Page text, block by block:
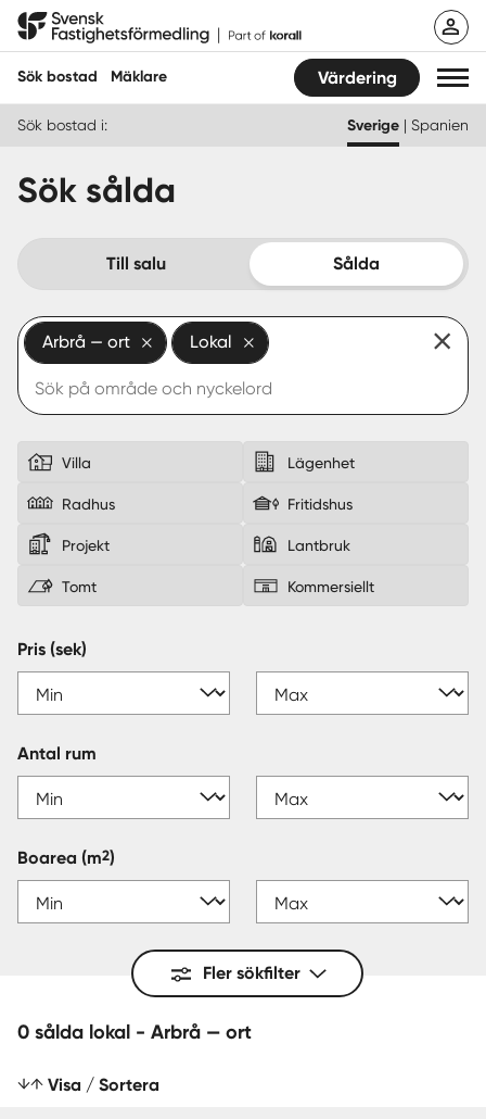
Hoppa
Svensk Fastighetsförmedling
Sök bostad Mäklare Värdering
Hitta mäklare
Köpa
Guider
Start
Logga in
Sverige|Spanien
Sök bostad i: Sverige | Spanien
Sök sålda
Till salu Sålda
Arbrå — ort Lokal
Villa Lägenhet
Radhus Fritidshus
Projekt Lantbruk
Tomt Kommersiellt
Pris (sek)
Antal rum
Boarea (m2)
Fler sökfilter
0 sålda lokal - Arbrå — ort
Visa / Sortera